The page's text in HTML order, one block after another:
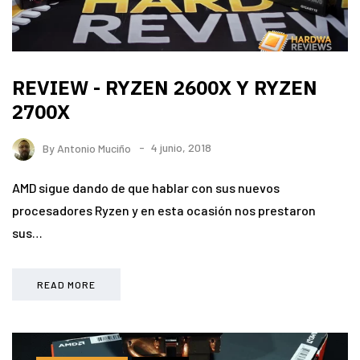
REVIEW - RYZEN 2600X Y RYZEN
2700X
By Antonio Muciño 4 junio, 2018
AMD sigue dando de que hablar con sus nuevos
procesadores Ryzen y en esta ocasión nos prestaron
sus…
READ MORE